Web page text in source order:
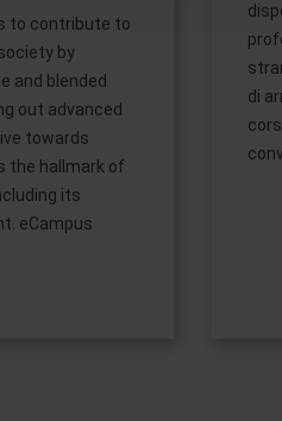
to contribute to
by
and blended
out advanced
towards
the hallmark of
its
eCampus
di